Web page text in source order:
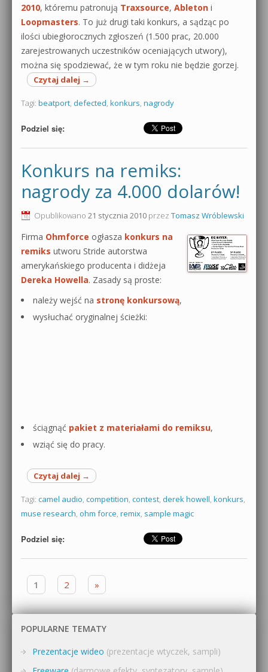
2010, któremu patronują Traxsource, Ableton i
Loopmasters. To już drugi taki konkurs, a sądząc po
ilości ubiegłorocznych zgłoszeń (1.500 prac, 20.000
zarejestrowanych uczestników oceniających utwory),
można się spodziewać, że w tym roku nie będzie gorzej.
Czytaj dalej →
Tagi: beatport, defected, konkurs, nagrody
Podziel się:
Konkurs na remiks:
nagrody za 4.000 dolarów!
Opublikowano 21 stycznia 2010 przez Tomasz Wróblewski
Firma Ohmforce ogłasza konkurs na
remiks utworu Stride autorstwa
amerykańskiego producenta i didżeja
Dereka Howella. Zasady są proste:
należy wejść na stronę konkursową,
wysłuchać oryginalnej ścieżki:
ściągnąć pakiet z materiałami do remiksu,
wziąć się do pracy.
Czytaj dalej →
Tagi: camel audio, competition, contest, derek howell, konkurs,
muse research, ohm force, remix, sample magic
Podziel się:
Zobacz wpisy
1 2 »
POPULARNE TEMATY
Prezentacje wideo (prezentacje wtyczek, sampli)